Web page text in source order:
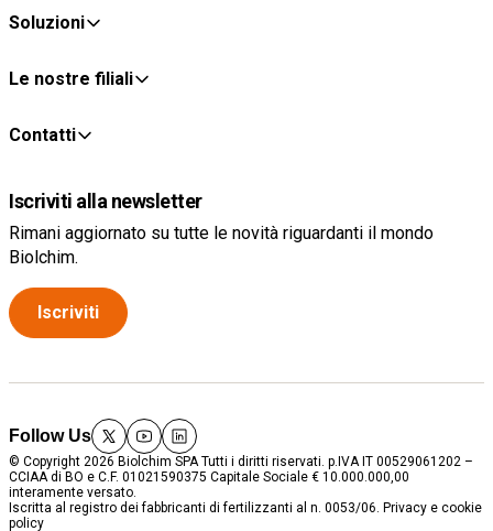
Soluzioni
Le nostre filiali
Contatti
Iscriviti alla newsletter
Rimani aggiornato su tutte le novità riguardanti il mondo
Biolchim.
Iscriviti
Follow Us
twitteryoutube
linkedin
© Copyright 2026 Biolchim SPA Tutti i diritti riservati. p.IVA IT 00529061202 –
CCIAA di BO e C.F. 01021590375 Capitale Sociale € 10.000.000,00
interamente versato.
Iscritta al registro dei fabbricanti di fertilizzanti al n. 0053/06. Privacy e cookie
policy